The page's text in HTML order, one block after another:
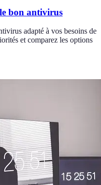
bon antivirus
adapté à vos besoins de
et comparez les options